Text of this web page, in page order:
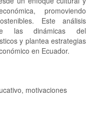
promoviendo
Este análisis
las dinámicas del
y plantea estrategias
en Ecuador.
motivaciones